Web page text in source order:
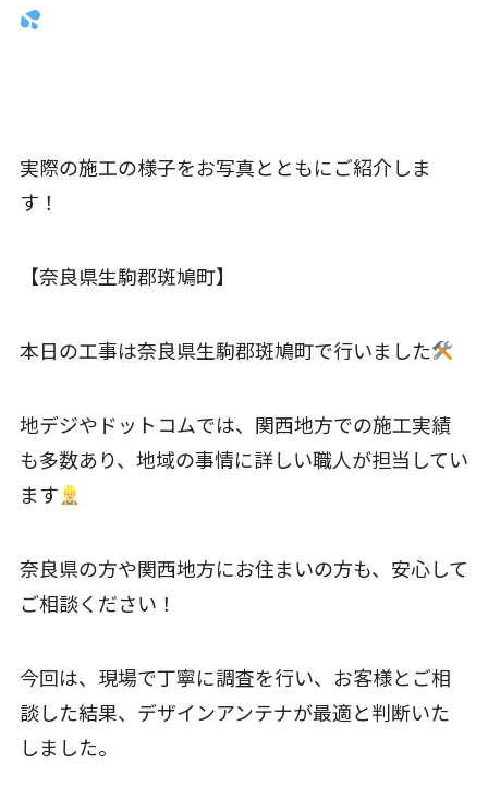
実際の施工の様子をお写真とともにご紹介しま
す！
【奈良県生駒郡斑鳩町】
本日の工事は奈良県生駒郡斑鳩町で行いました
地デジやドットコムでは、関西地方での施工実績
も多数あり、地域の事情に詳しい職人が担当してい
ます
奈良県の方や関西地方にお住まいの方も、安心して
ご相談ください！
今回は、現場で丁寧に調査を行い、お客様とご相
談した結果、デザインアンテナが最適と判断いた
しました。